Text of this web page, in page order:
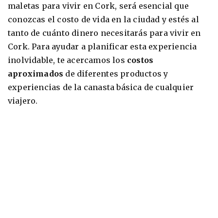
maletas para vivir en Cork, será esencial que
conozcas el costo de vida en la ciudad y estés al
tanto de cuánto dinero necesitarás para vivir en
Cork. Para ayudar a planificar esta experiencia
inolvidable, te acercamos los costos
aproximados de diferentes productos y
experiencias de la canasta básica de cualquier
viajero.